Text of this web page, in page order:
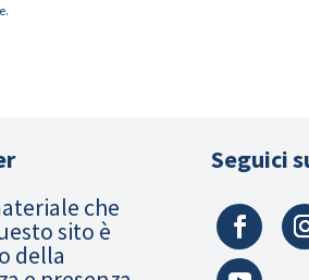
che
sito è
della
Seguici